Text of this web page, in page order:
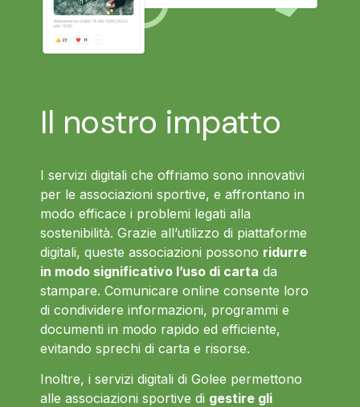
Il nostro impatto
I servizi digitali che offriamo sono innovativi
per le associazioni sportive, e affrontano in
modo efficace i problemi legati alla
sostenibilità. Grazie all’utilizzo di piattaforme
digitali, queste associazioni possono ridurre
in modo significativo l’uso di carta da
stampare. Comunicare online consente loro
di condividere informazioni, programmi e
documenti in modo rapido ed efficiente,
evitando sprechi di carta e risorse.
Inoltre, i servizi digitali di Golee permettono
alle associazioni sportive di gestire gli